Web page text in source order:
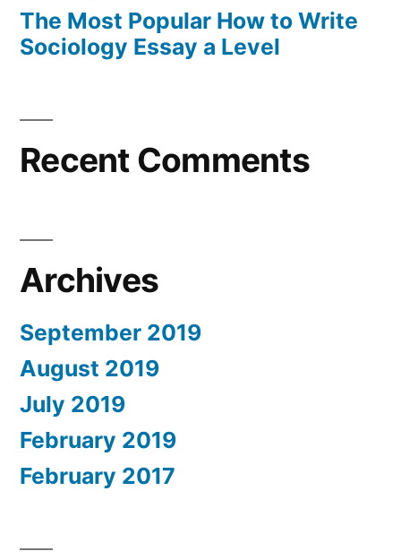
The Most Popular How to Write
Sociology Essay a Level
Recent Comments
Archives
September 2019
August 2019
July 2019
February 2019
February 2017